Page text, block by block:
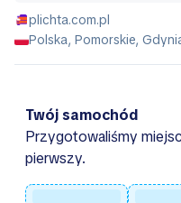
plichta.com.pl
Polska, Pomorskie,
Twój samochód
Przygotowaliśmy
pierwszy.